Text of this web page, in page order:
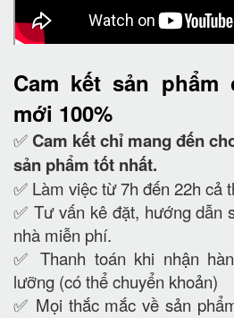
Cam kết sản phẩm
mới 100%
✅ Cam kếtchỉ mang đến
sản phẩm tốt nhất.
✅ Làm việc từ 7h đến 22h cả
✅ Tư vấn kê đặt, hướng dẫn
nhà miễn phí.
✅ Thanh toán khi nhận
lưỡng (có thể chuyển khoản)
✅ Mọi thắc mắc về sản